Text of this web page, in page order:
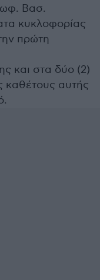
Βασ.
κυκλοφορίας
πρώτη
και στα δύο (2)
καθέτους αυτής